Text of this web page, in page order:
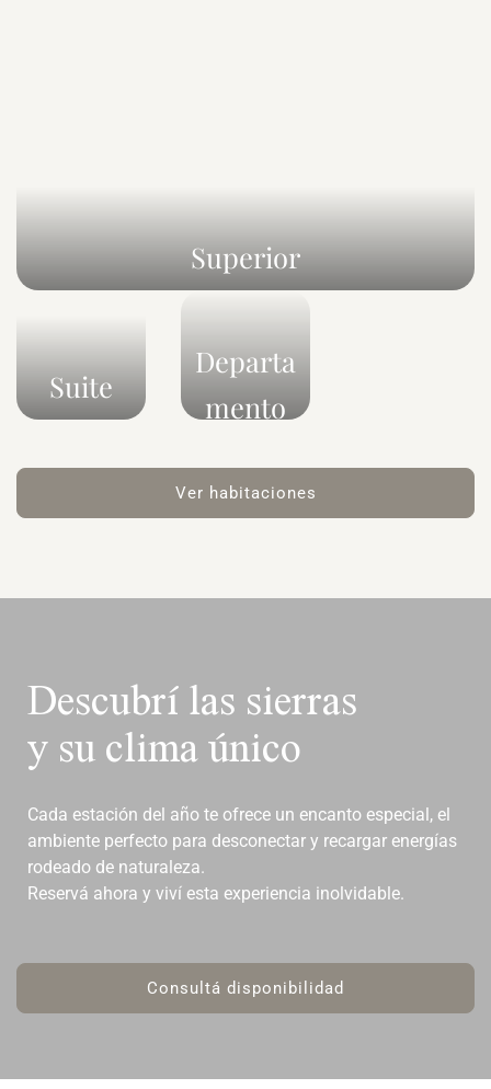
Superior
Suite
Departa
mento
Ver habitaciones
Descubrí las sierras
y su clima único
Cada estación del año te ofrece un encanto especial, el
ambiente perfecto para desconectar y recargar energías
rodeado de naturaleza.
Reservá ahora y viví esta experiencia inolvidable.
Consultá disponibilidad